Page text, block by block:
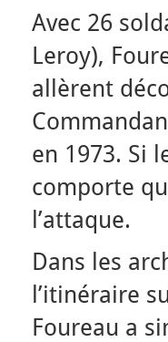
Avec 26
Leroy),
allèrent
en 1973. Si
comporte
l’attaque.
Dans les
l’itinéraire
Foureau a